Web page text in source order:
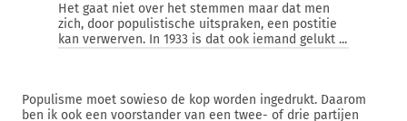
Het gaat niet over het stemmen maar dat men
zich, door populistische uitspraken, een postitie
kan verwerven. In 1933 is dat ook iemand gelukt ...
Populisme moet sowieso de kop worden ingedrukt. Daarom
ben ik ook een voorstander van een twee- of drie partijen